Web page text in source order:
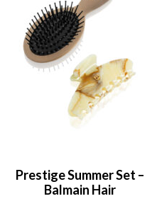
Prestige Summer Set –
Balmain Hair